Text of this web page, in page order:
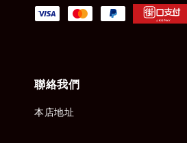
聯絡我們
本店地址